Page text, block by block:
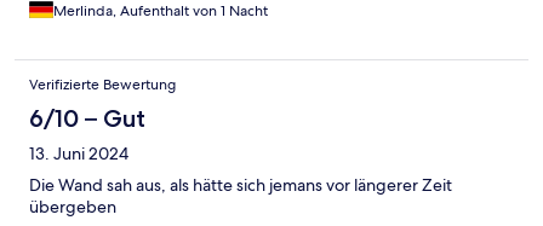
Merlinda, Aufenthalt von 1 Nacht
Verifizierte Bewertung
6/10 – Gut
13. Juni 2024
Die Wand sah aus, als hätte sich jemans vor längerer Zeit
übergeben